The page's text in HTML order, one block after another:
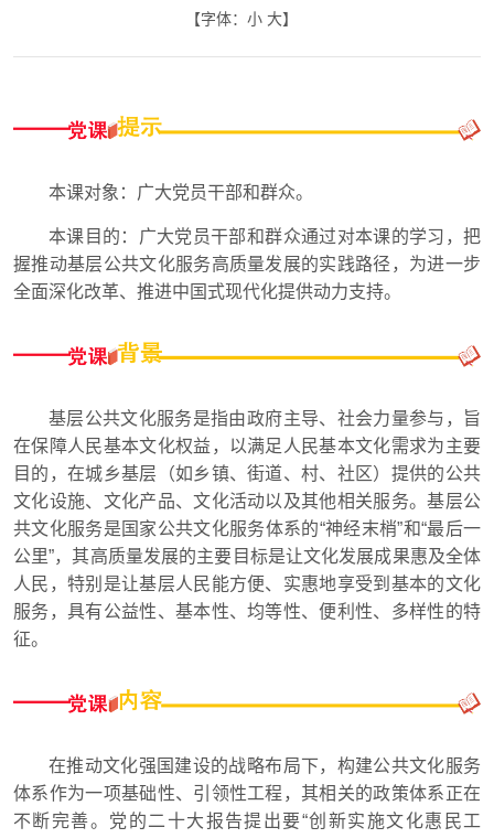
【字体： 小 大】
本课对象：广大党员干部和群众。
本课目的：广大党员干部和群众通过对本课的学习，把
握推动基层公共文化服务高质量发展的实践路径，为进一步
全面深化改革、推进中国式现代化提供动力支持。
基层公共文化服务是指由政府主导、社会力量参与，旨
在保障人民基本文化权益，以满足人民基本文化需求为主要
目的，在城乡基层（如乡镇、街道、村、社区）提供的公共
文化设施、文化产品、文化活动以及其他相关服务。基层公
共文化服务是国家公共文化服务体系的“神经末梢”和“最后一
公里”，其高质量发展的主要目标是让文化发展成果惠及全体
人民，特别是让基层人民能方便、实惠地享受到基本的文化
服务，具有公益性、基本性、均等性、便利性、多样性的特
征。
在推动文化强国建设的战略布局下，构建公共文化服务
体系作为一项基础性、引领性工程，其相关的政策体系正在
不断完善。党的二十大报告提出要“创新实施文化惠民工